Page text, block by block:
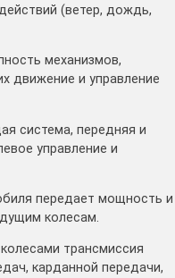
(ветер, дождь,
механизмов,
движение и управление
система, передняя и
управление и
передает мощность и
колесам.
трансмиссия
карданной передачи,